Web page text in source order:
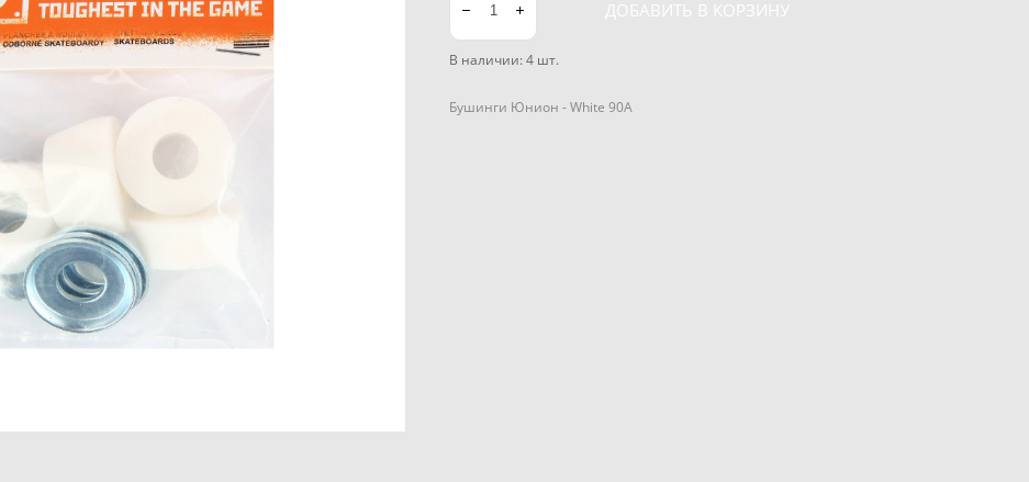
В наличии:4 шт.
ДОБАВИТЬ В КОРЗИНУ
Бушинги Юнион - White 90А